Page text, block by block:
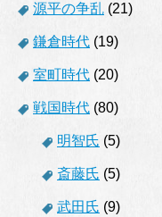
源平の争乱 (21)
鎌倉時代 (19)
室町時代 (20)
戦国時代 (80)
明智氏 (5)
斎藤氏 (5)
武田氏 (9)